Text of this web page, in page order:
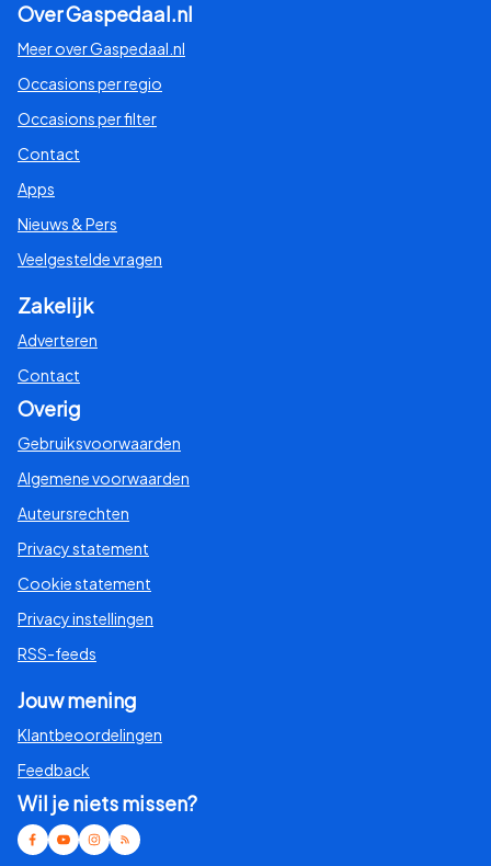
Over Gaspedaal.nl
Meer over Gaspedaal.nl
Occasions per regio
Occasions per filter
Contact
Apps
Nieuws & Pers
Veelgestelde vragen
Zakelijk
Adverteren
Contact
Overig
Gebruiksvoorwaarden
Algemene voorwaarden
Auteursrechten
Privacy statement
Cookie statement
Privacy instellingen
RSS-feeds
Jouw mening
Klantbeoordelingen
Feedback
Wil je niets missen?